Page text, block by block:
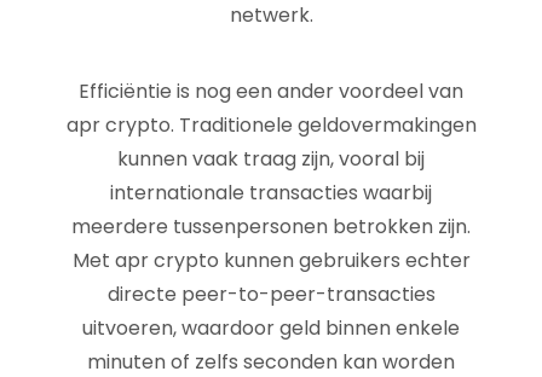
netwerk.
Efficiëntie is nog een ander voordeel van
apr crypto. Traditionele geldovermakingen
kunnen vaak traag zijn, vooral bij
internationale transacties waarbij
meerdere tussenpersonen betrokken zijn.
Met apr crypto kunnen gebruikers echter
directe peer-to-peer-transacties
uitvoeren, waardoor geld binnen enkele
minuten of zelfs seconden kan worden